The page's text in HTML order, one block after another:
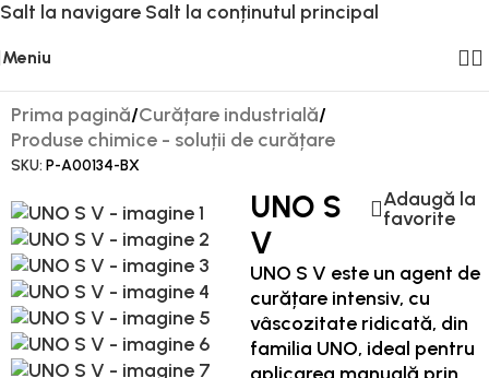
Salt la navigare Salt la conținutul principal
Meniu
Prima pagină/Curățare industrială/
Produse chimice - soluții de curățare
SKU: P-A00134-BX
UNO S
V
Adaugă la
favorite
UNO S V este un agent de
curățare intensiv, cu
vâscozitate ridicată, din
familia UNO, ideal pentru